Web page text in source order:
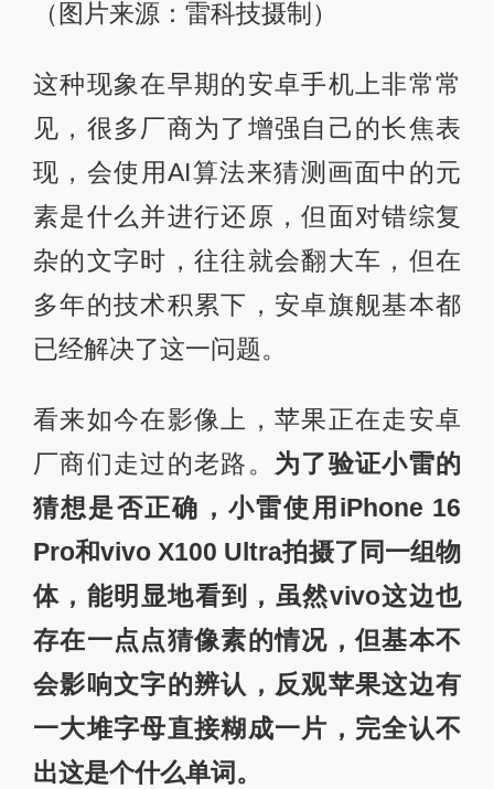
章。然而一直以来，iPhone影像在夜
天时地利人和才能拍出一张比较像样
的夜景照片，2024年，安卓阵营的新
一批影像旗舰正在路上，如果苹果再
不及时更新相机算法，可能又要再一
次被甩开一大截距离。
用算法还原画面？苹果摸着安卓过河
在小雷以为iPhone 16 Pro的影像体验
到这里差不多结束的时候，突然翻到
一张特别有意思的样张，乍一看其表
现似乎没有任何问题，但仔细观察照
片右上角的贴纸部分，你会发现上面
印刷的文字全部变成了无法识别的图
案。
（图片来源：雷科技摄制）